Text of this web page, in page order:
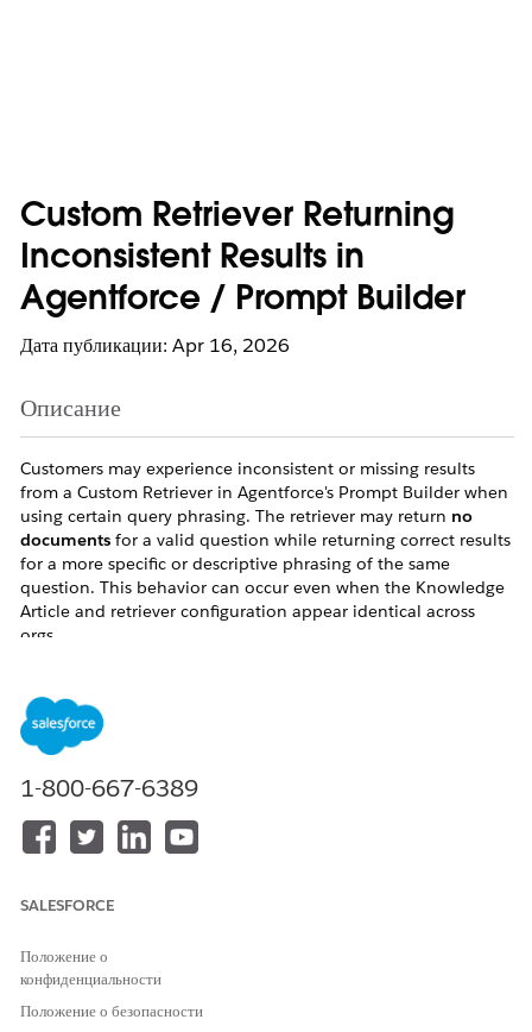
Custom Retriever Returning
Inconsistent Results in
Agentforce / Prompt Builder
Дата публикации: Apr 16, 2026
Описание
Customers may experience inconsistent or missing results
from a Custom Retriever in Agentforce's Prompt Builder when
using certain query phrasing. The retriever may return no
documents for a valid question while returning correct results
for a more specific or descriptive phrasing of the same
question. This behavior can occur even when the Knowledge
Article and retriever configuration appear identical across
orgs.
included in the search results. Since these are filtered out
during post-processing, the final response may be empty.
Решение
1. Add the filter criterion 'Knowledge Publication Status Id
consistently returns the expected results.
1-800-667-6389
SALESFORCE
Положение о
конфиденциальности
Положение о безопасности